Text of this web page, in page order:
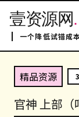
壹资源网.
一个降低试错成
精品资源
官神 上部